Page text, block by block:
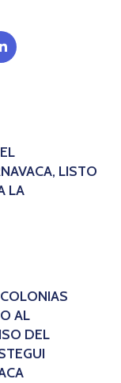
LISTO
LA
AL
DEL